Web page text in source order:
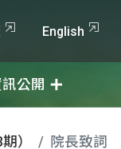
English
公開
） 院長致詞